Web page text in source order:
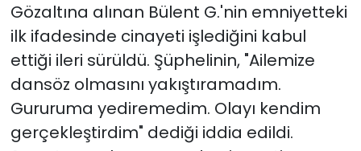
Gözaltına alınan Bülent G.'nin emniyetteki
ilk ifadesinde cinayeti işlediğini kabul
ettiği ileri sürüldü. Şüphelinin, "Ailemize
dansöz olmasını yakıştıramadım.
Gururuma yediremedim. Olayı kendim
gerçekleştirdim" dediği iddia edildi.